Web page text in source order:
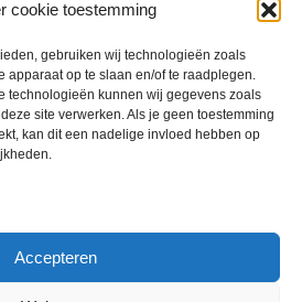
cookie toestemming
gebruiken wij technologieën zoals
apparaat op te slaan en/of te raadplegen.
technologieën kunnen wij gegevens zoals
site verwerken. Als je geen toestemming
kan dit een nadelige invloed hebben op
Accepteren
people with the will to excel.